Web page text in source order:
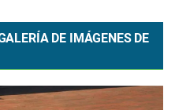
DE IMÁGENES DE